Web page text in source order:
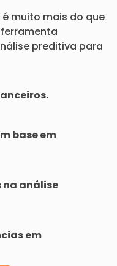
muito mais do que
preditiva para
base em
na análise
em